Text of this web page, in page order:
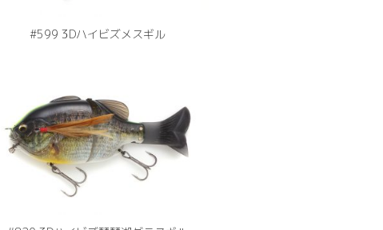
#599 3Dハイビズメスギル